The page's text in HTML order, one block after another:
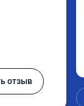
отзыв